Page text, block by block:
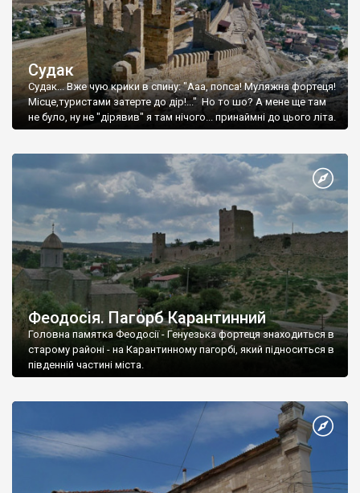
Судак
Судак... Вже чую крики в спину: "Ааа, попса! Муляжна фортеця!
Місце,туристами затерте до дір!..." Но то шо? А мене ще там
не було, ну не "дірявив" я там нічого... принаймні до цього літа.
Феодосія. Пагорб Карантинний
Головна памятка Феодосії - Генуезька фортеця знаходиться в
старому районі - на Карантинному пагорбі, який підноситься в
південній частині міста.